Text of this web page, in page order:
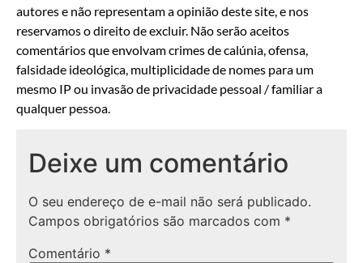
autores e não representam a opinião deste site, e nos
reservamos o direito de excluir. Não serão aceitos
comentários que envolvam crimes de calúnia, ofensa,
falsidade ideológica, multiplicidade de nomes para um
mesmo IP ou invasão de privacidade pessoal / familiar a
qualquer pessoa.
Deixe um comentário
O seu endereço de e-mail não será publicado.
Campos obrigatórios são marcados com *
Comentário *